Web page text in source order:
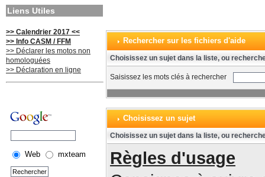
Liens Utiles
>> Calendrier 2017 <<
>> Info CASM / FFM
>> Déclarer les motos non
homologuées
>> Déclaration en ligne
Web mxteam
Rechercher sur les fichiers d'aide
Choisissez un sujet dans la liste, ou
Saisissez les mots clés à rechercher
Choisissez un sujet
Choisissez un sujet dans la liste, ou
Règles d'usage